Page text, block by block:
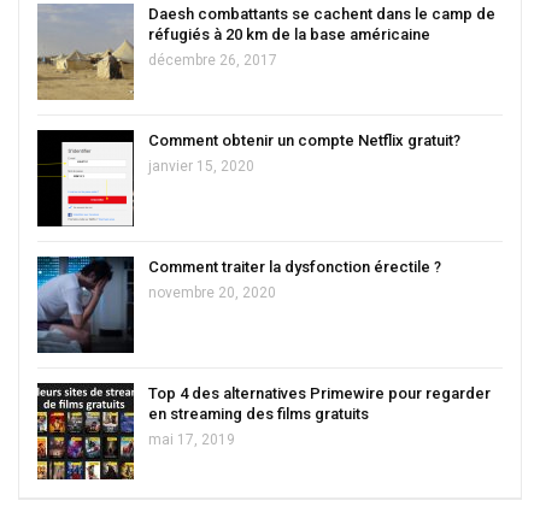
Daesh combattants se cachent dans le camp de
réfugiés à 20 km de la base américaine
décembre 26, 2017
Comment obtenir un compte Netflix gratuit?
janvier 15, 2020
Comment traiter la dysfonction érectile ?
novembre 20, 2020
Top 4 des alternatives Primewire pour regarder
en streaming des films gratuits
mai 17, 2019